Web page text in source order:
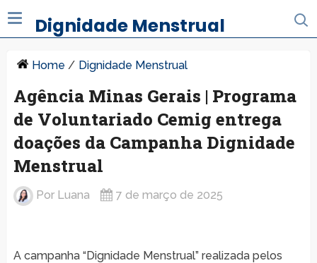
Dignidade Menstrual
Home / Dignidade Menstrual
Agência Minas Gerais | Programa
de Voluntariado Cemig entrega
doações da Campanha Dignidade
Menstrual
Por Luana 7 de março de 2025
A campanha “Dignidade Menstrual” realizada pelos